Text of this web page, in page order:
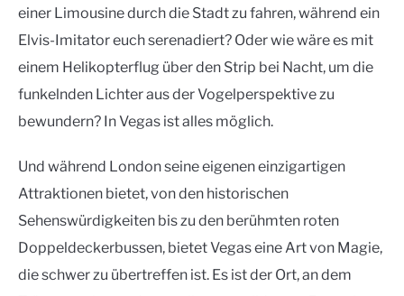
einer Limousine durch die Stadt zu fahren, während ein
Elvis-Imitator euch serenadiert? Oder wie wäre es mit
einem Helikopterflug über den Strip bei Nacht, um die
funkelnden Lichter aus der Vogelperspektive zu
bewundern? In Vegas ist alles möglich.
Und während London seine eigenen einzigartigen
Attraktionen bietet, von den historischen
Sehenswürdigkeiten bis zu den berühmten roten
Doppeldeckerbussen, bietet Vegas eine Art von Magie,
die schwer zu übertreffen ist. Es ist der Ort, an dem